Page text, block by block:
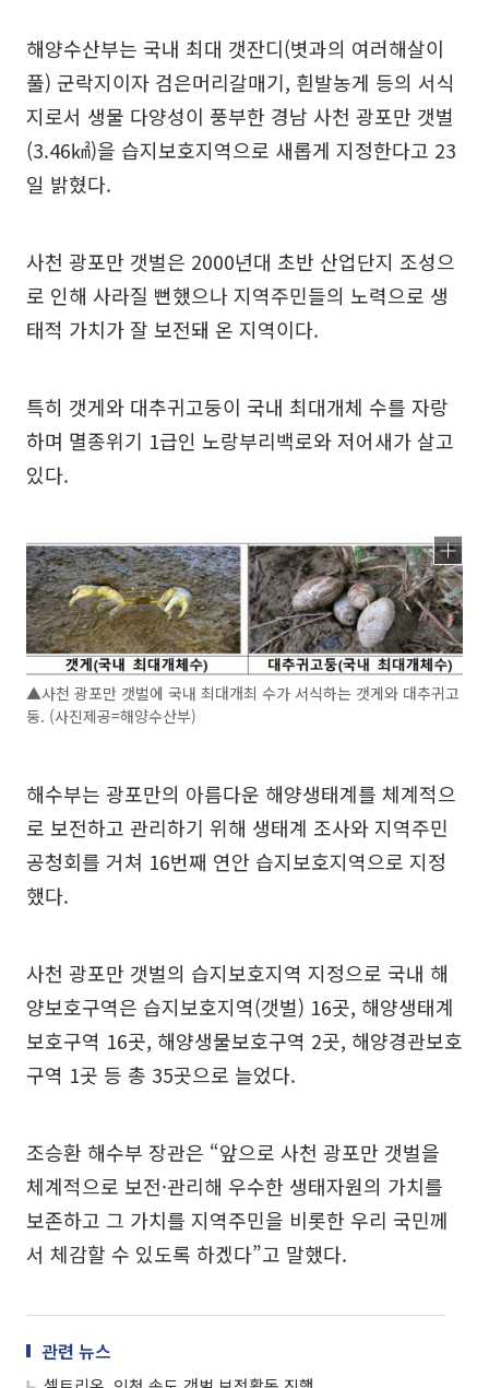
해양수산부는 국내 최대 갯잔디(볏과의 여러해살이
풀) 군락지이자 검은머리갈매기, 흰발농게 등의 서식
지로서 생물 다양성이 풍부한 경남 사천 광포만 갯벌
(3.46㎢)을 습지보호지역으로 새롭게 지정한다고 23
일 밝혔다.
사천 광포만 갯벌은 2000년대 초반 산업단지 조성으
로 인해 사라질 뻔했으나 지역주민들의 노력으로 생
태적 가치가 잘 보전돼 온 지역이다.
특히 갯게와 대추귀고둥이 국내 최대개체 수를 자랑
하며 멸종위기 1급인 노랑부리백로와 저어새가 살고
있다.
▲사천 광포만 갯벌에 국내 최대개최 수가 서식하는 갯게와 대추귀고
둥. (사진제공=해양수산부)
해수부는 광포만의 아름다운 해양생태계를 체계적으
로 보전하고 관리하기 위해 생태계 조사와 지역주민
공청회를 거쳐 16번째 연안 습지보호지역으로 지정
했다.
사천 광포만 갯벌의 습지보호지역 지정으로 국내 해
양보호구역은 습지보호지역(갯벌) 16곳, 해양생태계
보호구역 16곳, 해양생물보호구역 2곳, 해양경관보호
구역 1곳 등 총 35곳으로 늘었다.
조승환 해수부 장관은 “앞으로 사천 광포만 갯벌을
체계적으로 보전·관리해 우수한 생태자원의 가치를
보존하고 그 가치를 지역주민을 비롯한 우리 국민께
서 체감할 수 있도록 하겠다”고 말했다.
관련 뉴스